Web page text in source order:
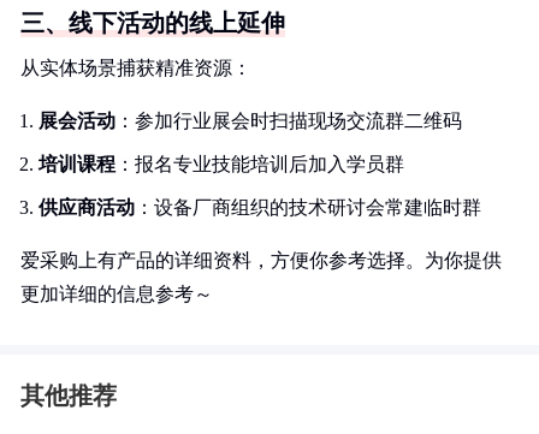
三、线下活动的线上延伸
从实体场景捕获精准资源：
展会活动 ：参加行业展会时扫描现场交流群二维码
培训课程 ：报名专业技能培训后加入学员群
供应商活动 ：设备厂商组织的技术研讨会常建临时群
爱采购上有产品的详细资料，方便你参考选择。为你提供
更加详细的信息参考～
其他推荐